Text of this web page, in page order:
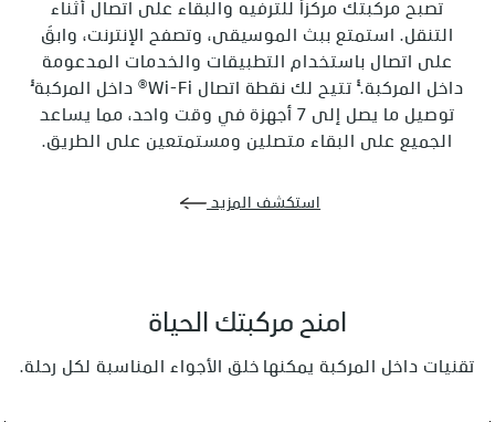
تصبح مركبتك مركزاً للترفيه والبقاء على اتصال أثناء
التنقل. استمتع ببث الموسيقى، وتصفح الإنترنت، وابقَ
على اتصال باستخدام التطبيقات والخدمات المدعومة
داخل المركبة.§تتيح لك نقطة اتصال Wi-Fi® داخل المركبة §
توصيل ما يصل إلى 7 أجهزة في وقت واحد، مما يساعد
الجميع على البقاء متصلين ومستمتعين على الطريق.
استكشف المزيد
امنح مركبتك الحياة
تقنيات داخل المركبة يمكنها خلق الأجواء المناسبة لكل رحلة.